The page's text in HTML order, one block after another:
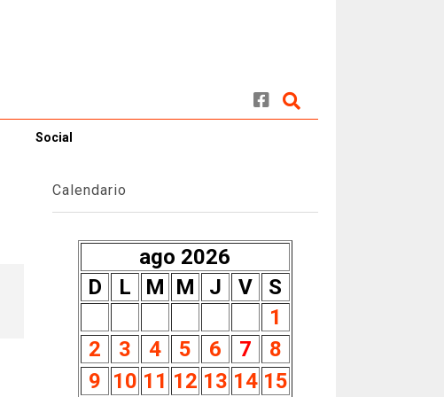
Social
Calendario
ago 2026
D
L M M J V
S
1
2
3 4 5 6 7
8
9 10 11 12 13 14 15